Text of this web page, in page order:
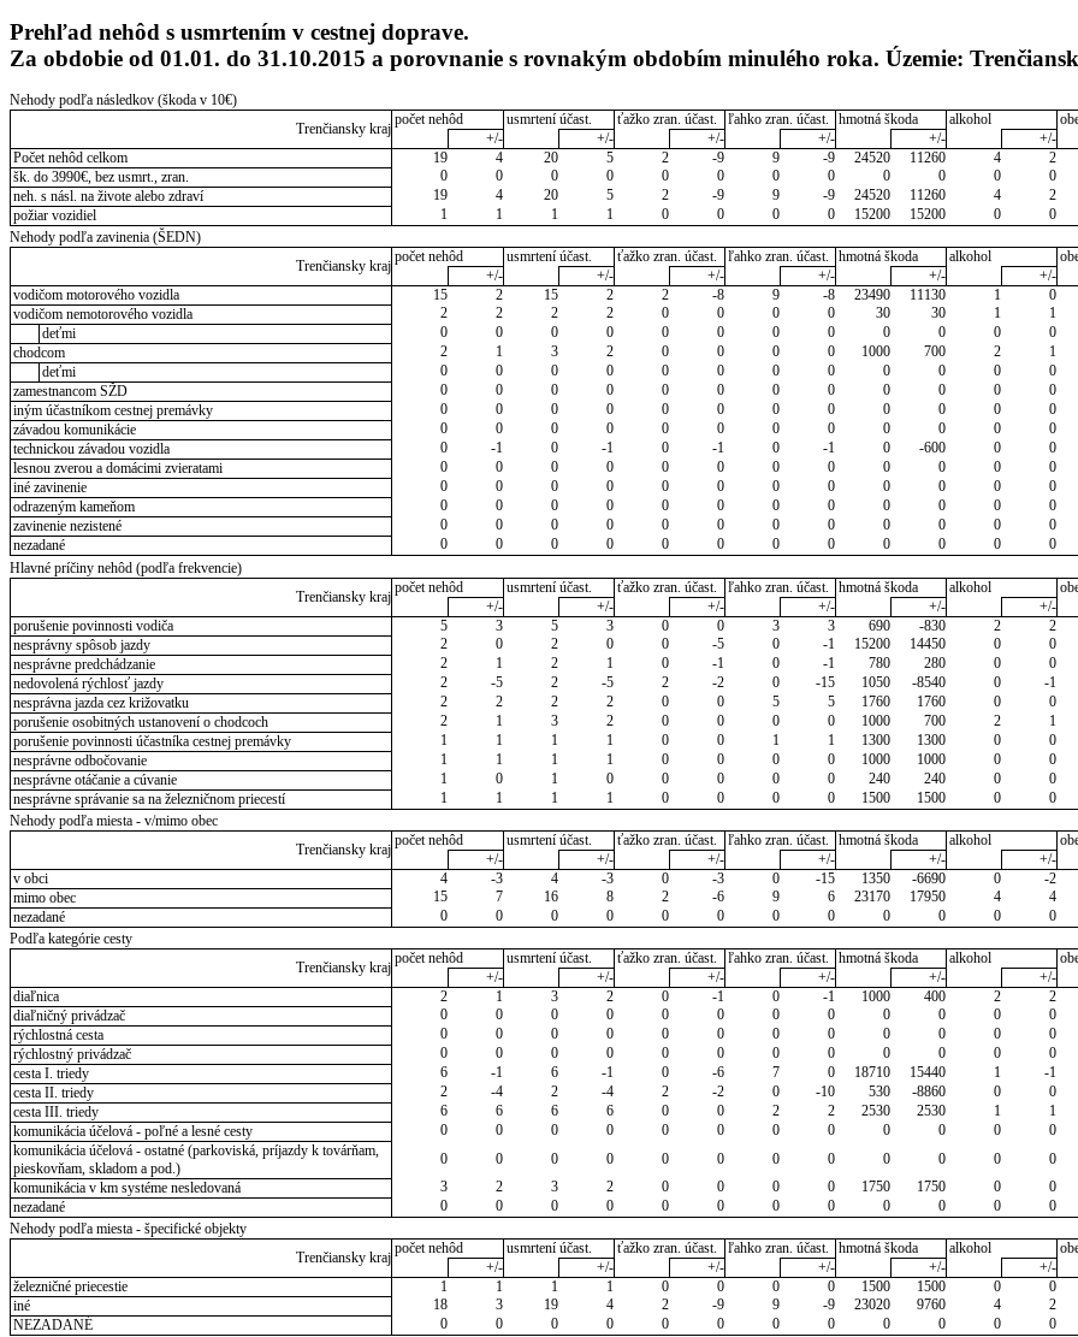
Prehľad nehôd s usmrtením v cestnej doprave.
Za obdobie od 01.01. do 31.10.2015 a porovnanie s rovnakým obdobím minulého roka. Územie:
Nehody podľa následkov (škoda v 10€)
Trenčiansky kraj
počet nehôd usmrtení účast. ťažko zran. účast. ľahko zran. účast. hmotná škoda alkohol
+/-
+/- +/- +/- +/- +/-
Počet nehôd celkom
19 4 20 5 2 -9 9 -9 24520 11260 4 2
šk. do 3990€, bez usmrt., zran.
0 0 0 0 0 0 0 0 0 0 0 0
neh. s násl. na živote alebo zdraví
19 4 20 5 2 -9 9 -9 24520 11260 4 2
požiar vozidiel
1 1 1 1 0 0 0 0 15200 15200 0 0
Nehody podľa zavinenia (ŠEDN)
Trenčiansky kraj
počet nehôd usmrtení účast. ťažko zran. účast. ľahko zran. účast. hmotná škoda alkohol
+/-
+/- +/- +/- +/- +/-
vodičom motorového vozidla
15 2 15 2 2 -8 9 -8 23490 11130 1 0
vodičom nemotorového vozidla
2 2 2 2 0 0 0 0 30 30 1 1
deťmi
0 0 0 0 0 0 0 0 0 0 0 0
chodcom
2 1 3 2 0 0 0 0 1000 700 2 1
deťmi
0 0 0 0 0 0 0 0 0 0 0 0
zamestnancom SŽD
0 0 0 0 0 0 0 0 0 0 0 0
iným účastníkom cestnej premávky
0 0 0 0 0 0 0 0 0 0 0 0
závadou komunikácie
0 0 0 0 0 0 0 0 0 0 0 0
technickou závadou vozidla
0 -1 0 -1 0 -1 0 -1 0 -600 0 0
lesnou zverou a domácimi zvieratami
0 0 0 0 0 0 0 0 0 0 0 0
iné zavinenie
0 0 0 0 0 0 0 0 0 0 0 0
odrazeným kameňom
0 0 0 0 0 0 0 0 0 0 0 0
zavinenie nezistené
0 0 0 0 0 0 0 0 0 0 0 0
nezadané
0 0 0 0 0 0 0 0 0 0 0 0
Hlavné príčiny nehôd (podľa frekvencie)
Trenčiansky kraj
počet nehôd usmrtení účast. ťažko zran. účast. ľahko zran. účast. hmotná škoda alkohol
+/-
+/- +/- +/- +/- +/-
porušenie povinnosti vodiča
5 3 5 3 0 0 3 3 690 -830 2 2
nesprávny spôsob jazdy
2 0 2 0 0 -5 0 -1 15200 14450 0 0
nesprávne predchádzanie
2 1 2 1 0 -1 0 -1 780 280 0 0
nedovolená rýchlosť jazdy
2 -5 2 -5 2 -2 0 -15 1050 -8540 0 -1
nesprávna jazda cez križovatku
2 2 2 2 0 0 5 5 1760 1760 0 0
porušenie osobitných ustanovení o chodcoch
2 1 3 2 0 0 0 0 1000 700 2 1
porušenie povinnosti účastníka cestnej premávky
1 1 1 1 0 0 1 1 1300 1300 0 0
nesprávne odbočovanie
1 1 1 1 0 0 0 0 1000 1000 0 0
nesprávne otáčanie a cúvanie
1 0 1 0 0 0 0 0 240 240 0 0
nesprávne správanie sa na železničnom priecestí
1 1 1 1 0 0 0 0 1500 1500 0 0
Nehody podľa miesta - v/mimo obec
Trenčiansky kraj
počet nehôd usmrtení účast. ťažko zran. účast. ľahko zran. účast. hmotná škoda alkohol
+/-
+/- +/- +/- +/- +/-
v obci
4 -3 4 -3 0 -3 0 -15 1350 -6690 0 -2
mimo obec
15 7 16 8 2 -6 9 6 23170 17950 4 4
nezadané
0 0 0 0 0 0 0 0 0 0 0 0
Podľa kategórie cesty
Trenčiansky kraj
počet nehôd usmrtení účast. ťažko zran. účast. ľahko zran. účast. hmotná škoda alkohol
+/-
+/- +/- +/- +/- +/-
diaľnica
2 1 3 2 0 -1 0 -1 1000 400 2 2
diaľničný privádzač
0 0 0 0 0 0 0 0 0 0 0 0
rýchlostná cesta
0 0 0 0 0 0 0 0 0 0 0 0
rýchlostný privádzač
0 0 0 0 0 0 0 0 0 0 0 0
cesta I. triedy
6 -1 6 -1 0 -6 7 0 18710 15440 1 -1
cesta II. triedy
2 -4 2 -4 2 -2 0 -10 530 -8860 0 0
cesta III. triedy
6 6 6 6 0 0 2 2 2530 2530 1 1
komunikácia účelová - poľné a lesné cesty
0 0 0 0 0 0 0 0 0 0 0 0
komunikácia účelová - ostatné (parkoviská, príjazdy k továrňam,
pieskovňam, skladom a pod.)
0 0 0 0 0 0 0 0 0 0 0 0
komunikácia v km systéme nesledovaná
3 2 3 2 0 0 0 0 1750 1750 0 0
nezadané
0 0 0 0 0 0 0 0 0 0 0 0
Nehody podľa miesta - špecifické objekty
Trenčiansky kraj
počet nehôd usmrtení účast. ťažko zran. účast. ľahko zran. účast. hmotná škoda alkohol
+/-
+/- +/- +/- +/- +/-
železničné priecestie
1 1 1 1 0 0 0 0 1500 1500 0 0
iné
18 3 19 4 2 -9 9 -9 23020 9760 4 2
NEZADANÉ
0 0 0 0 0 0 0 0 0 0 0 0